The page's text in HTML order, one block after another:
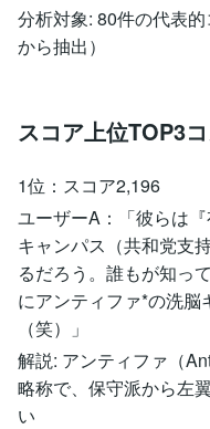
分析対象: 80件の代表
から抽出）
スコア上位TOP3
1位：スコア2,196
ユーザーA：「彼らは
キャンパス（共和党支
るだろう。誰もが知っ
にアンティファ*の洗
（笑）」
解説: アンティファ（
略称で、保守派から左
い